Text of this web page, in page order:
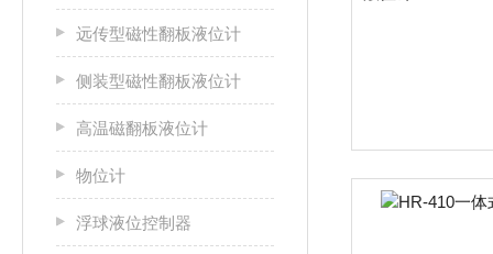
远传型磁性翻板液位计
侧装型磁性翻板液位计
高温磁翻板液位计
物位计
浮球液位控制器